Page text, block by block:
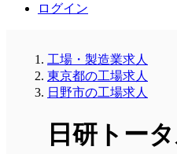
ログイン
工場・製造業求人
東京都の工場求人
日野市の工場求人
日研トー